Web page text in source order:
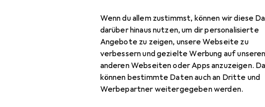
Wenn du allem zustimmst, können wir diese
darüber hinaus nutzen, um dir personalisierte
Angebote zu zeigen, unsere Webseite zu
verbessern und gezielte Werbung auf
anderen Webseiten oder Apps anzuzeigen.
können bestimmte Daten auch an Dritte und
Werbepartner weitergegeben werden.